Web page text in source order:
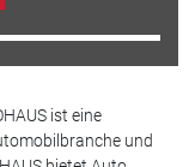
ist eine
und